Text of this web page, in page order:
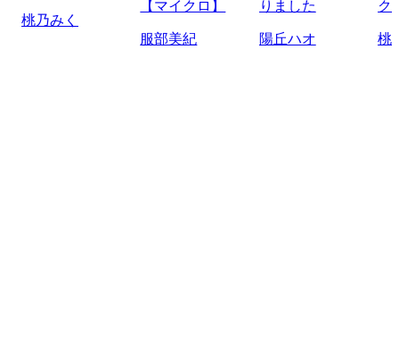
桃乃みく
【マイクロ】
服部美紀
りました
陽丘ハオ
ク
桃